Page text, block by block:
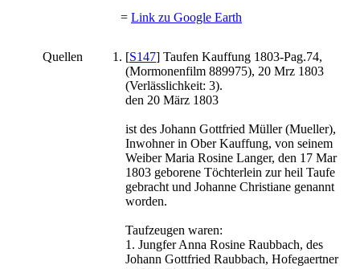
= Link zu Google Earth
Quellen [S147] Taufen Kauffung 1803-Pag.74,
(Mormonenfilm 889975), 20 Mrz 1803
(Verlässlichkeit: 3).
den 20 März 1803
ist des Johann Gottfried Müller (Mueller),
Inwohner in Ober Kauffung, von seinem
Weiber Maria Rosine Langer, den 17 Mar
1803 geborene Töchterlein zur heil Taufe
gebracht und Johanne Christiane genannt
worden.
Taufzeugen waren:
1. Jungfer Anna Rosine Raubbach, des
Johann Gottfried Raubbach, Hofegaertner